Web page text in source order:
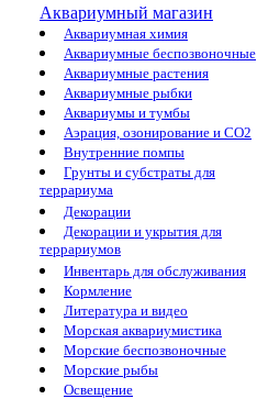
Аквариумный магазин
Аквариумная химия
Аквариумные беспозвоночные
Аквариумные растения
Аквариумные рыбки
Аквариумы и тумбы
Аэрация, озонирование и CO2
Внутренние помпы
Грунты и субстраты для
террариума
Декорации
Декорации и укрытия для
террариумов
Инвентарь для обслуживания
Кормление
Литература и видео
Морская аквариумистика
Морские беспозвоночные
Морские рыбы
Освещение